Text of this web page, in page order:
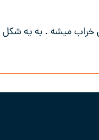
میشه . به یه شکل